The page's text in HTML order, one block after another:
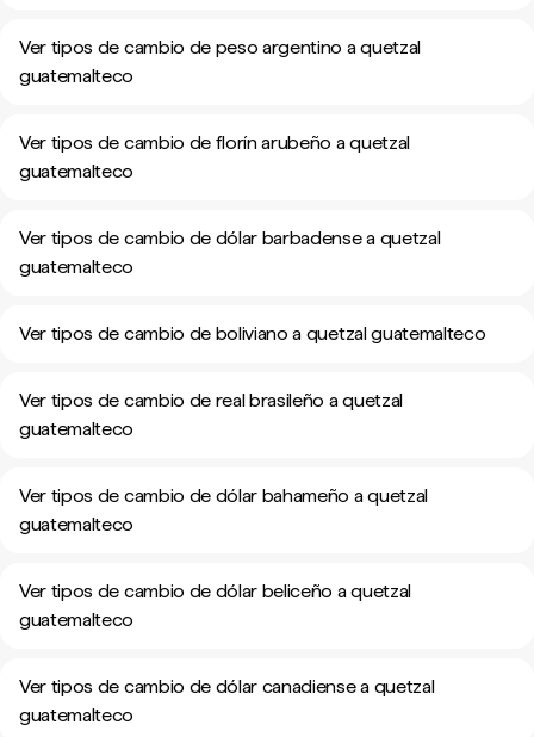
Ver tipos de cambio de peso argentino a quetzal
guatemalteco
Ver tipos de cambio de florín arubeño a quetzal
guatemalteco
Ver tipos de cambio de dólar barbadense a quetzal
guatemalteco
Ver tipos de cambio de boliviano a quetzal guatemalteco
Ver tipos de cambio de real brasileño a quetzal
guatemalteco
Ver tipos de cambio de dólar bahameño a quetzal
guatemalteco
Ver tipos de cambio de dólar beliceño a quetzal
guatemalteco
Ver tipos de cambio de dólar canadiense a quetzal
guatemalteco